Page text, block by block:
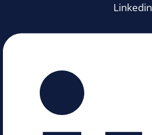
Linkedin